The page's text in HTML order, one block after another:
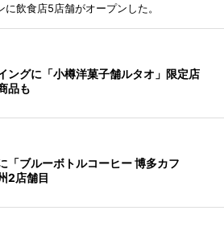
飲食店5店舗がオープンした。
ングに「小樽洋菓子舗ルタオ」限定店
品も
「ブルーボトルコーヒー 博多カフ
2店舗目